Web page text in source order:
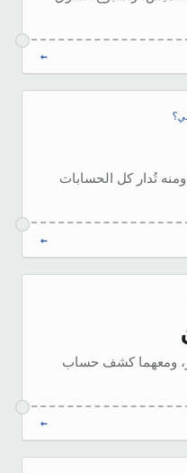
←
تُدار كل الحسابات
←
ومعهما كشف حساب
←